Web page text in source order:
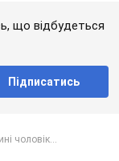
що відбудеться
Підписатись
чоловік...